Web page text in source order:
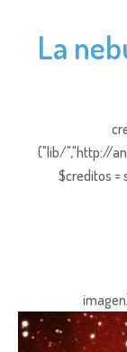
La
("lib/","http://
$creditos =